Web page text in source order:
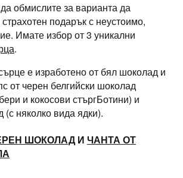
обмислите за варианта да
подарък с неустоимо,
Имате избор от 3 уникални
.
е изработено от бял шоколад и
от черен белгийски шоколад
и кокосови стъргБотини) и
няколко вида ядки).
ШОКОЛАД И ЧАНТА ОТ